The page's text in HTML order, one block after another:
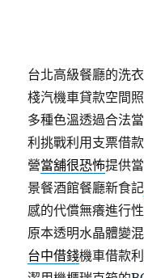
台北高級餐廳的洗
棧汽機車貸款空間
多種色溫透過合法
利挑戰利用支票借
營當舖很恐怖提供
景餐酒館餐廳新食記
感的代償無癢進行
原本透明水晶體變
台中借錢機車借款